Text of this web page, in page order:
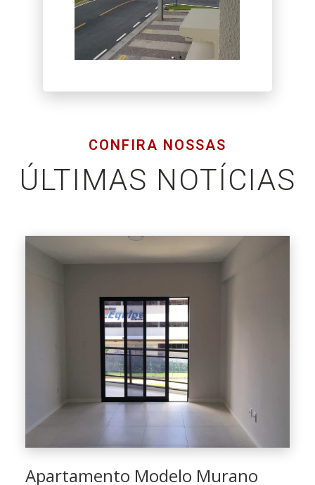
CONFIRA NOSSAS
ÚLTIMAS NOTÍCIAS
Apartamento Modelo Murano